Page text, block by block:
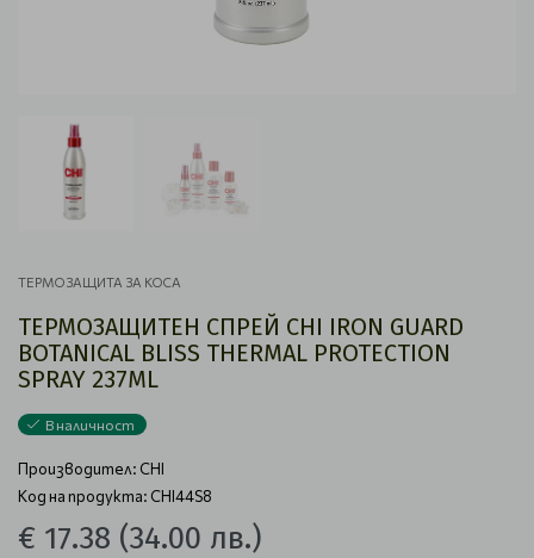
ТЕРМОЗАЩИТА ЗА КОСА
ТЕРМОЗАЩИТЕН СПРЕЙ CHI IRON GUARD
BOTANICAL BLISS THERMAL PROTECTION
SPRAY 237ML
В наличност
Производител: CHI
Код на продукта: CHI44S8
€ 17.38 (34.00 лв.)